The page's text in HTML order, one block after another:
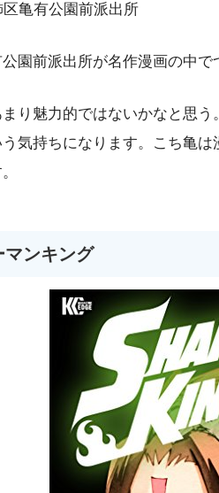
亀有公園前派出所
園前派出所が名作漫画の中で
まり魅力的ではないかなと思
気持ちになります。こち亀
マンキング